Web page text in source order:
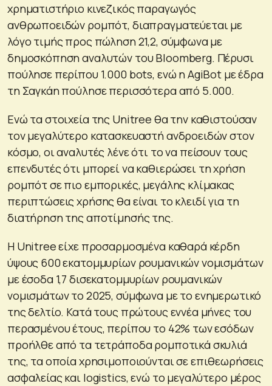
χρηματιστήριο κινεζικός παραγωγός
ανθρωποειδών ρομπότ, διαπραγματεύεται με
λόγο τιμής προς πώληση 21,2, σύμφωνα με
δημοσκόπηση αναλυτών του Bloomberg. Πέρυσι
πούλησε περίπου 1.000 bots, ενώ η AgiBot με έδρα
τη Σαγκάη πούλησε περισσότερα από 5.000.
Ενώ τα στοιχεία της Unitree θα την καθιστούσαν
τον μεγαλύτερο κατασκευαστή ανδροειδών στον
κόσμο, οι αναλυτές λένε ότι το να πείσουν τους
επενδυτές ότι μπορεί να καθιερώσει τη χρήση
ρομπότ σε πιο εμπορικές, μεγάλης κλίμακας
περιπτώσεις χρήσης θα είναι το κλειδί για τη
διατήρηση της αποτίμησής της.
Η Unitree είχε προσαρμοσμένα καθαρά κέρδη
ύψους 600 εκατομμυρίων ρουμανικών νομισμάτων
με έσοδα 1,7 δισεκατομμυρίων ρουμανικών
νομισμάτων το 2025, σύμφωνα με το ενημερωτικό
της δελτίο. Κατά τους πρώτους εννέα μήνες του
περασμένου έτους, περίπου το 42% των εσόδων
προήλθε από τα τετράποδα ρομποτικά σκυλιά
της, τα οποία χρησιμοποιούνται σε επιθεωρήσεις
ασφαλείας και logistics, ενώ το μεγαλύτερο μέρος